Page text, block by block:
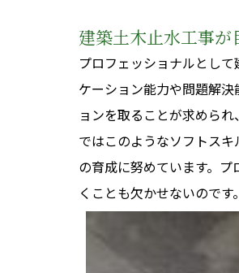
建築土木止水工事が
プロフェッショナルとし
ケーション能力や問題解
ョンを取ることが求めら
ではこのようなソフトス
の育成に努めています。
くことも欠かせないのです。